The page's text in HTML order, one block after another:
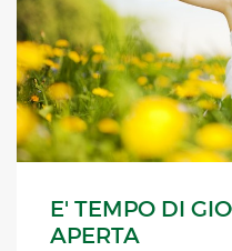
E' TEMPO DI
APERTA